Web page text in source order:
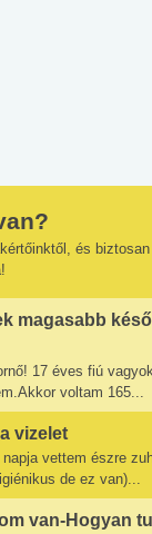
és
magasabb
17 éves fiú
voltam 165...
vizelet
vettem észre
de ez van)...
van-Hogyan